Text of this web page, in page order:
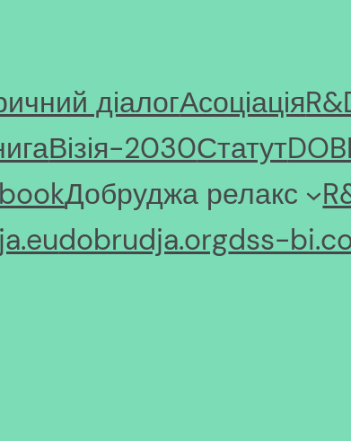
діалогАсоціація
Візія-2030Статут
Добруджа релакс
dobrudja.orgdss-